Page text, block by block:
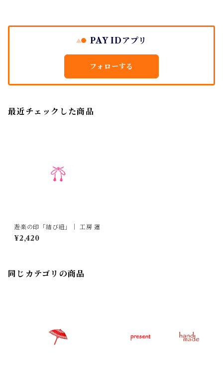
PAY IDアプリ
フォローする
最近チェックした商品
遊楽の印「結び紐」｜ 工房 蓮
¥2,420
同じカテゴリの商品